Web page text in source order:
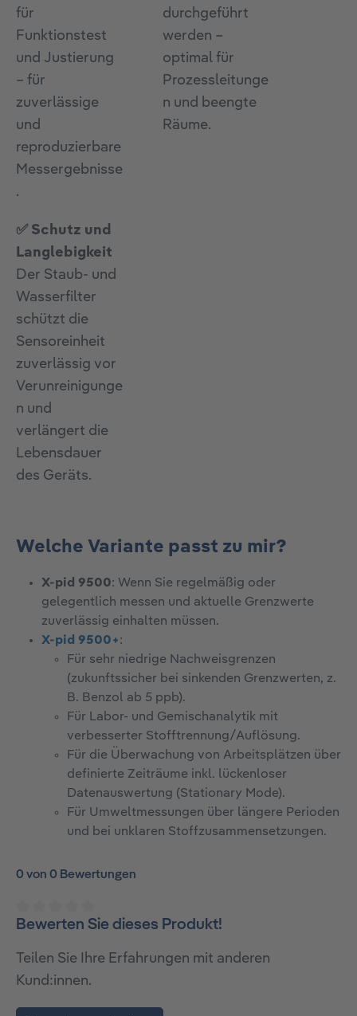
für
Funktionstest
und Justierung
– für
zuverlässige
und
reproduzierbare
Messergebnisse
.
durchgeführt
werden –
optimal für
Prozessleitunge
n und beengte
Räume.
✅ Schutz und
Langlebigkeit
Der Staub- und
Wasserfilter
schützt die
Sensoreinheit
zuverlässig vor
Verunreinigunge
n und
verlängert die
Lebensdauer
des Geräts.
Welche Variante passt zu mir?
X-pid 9500: Wenn Sie regelmäßig oder
gelegentlich messen und aktuelle Grenzwerte
zuverlässig einhalten müssen.
X-pid 9500+:
Für sehr niedrige Nachweisgrenzen
(zukunftssicher bei sinkenden Grenzwerten, z.
B. Benzol ab 5 ppb).
Für Labor- und Gemischanalytik mit
verbesserter Stofftrennung/Auflösung.
Für die Überwachung von Arbeitsplätzen über
definierte Zeiträume inkl. lückenloser
Datenauswertung (Stationary Mode).
Für Umweltmessungen über längere Perioden
und bei unklaren Stoffzusammensetzungen.
0 von 0 Bewertungen
Durchschnittliche Bewertung von 0 von 5 Sternen
Bewerten Sie dieses Produkt!
Teilen Sie Ihre Erfahrungen mit anderen
Kund:innen.